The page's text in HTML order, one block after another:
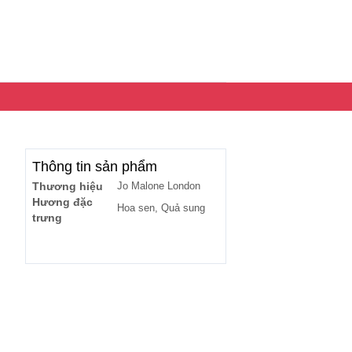
Thông tin sản phẩm
Thương hiệu Jo Malone London
Hương đặc
trưng
Hoa sen, Quả sung